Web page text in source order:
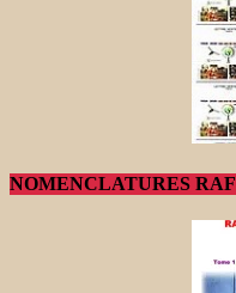
NOMENCLATURES RAF